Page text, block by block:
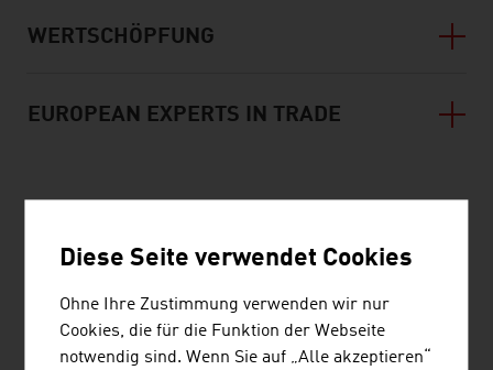
WERTSCHÖPFUNG
EUROPEAN EXPERTS IN TRADE
listen
links
LINKS
European Experts in Trade
Diese Seite verwendet Cookies
Ohne Ihre Zustimmung verwenden wir nur
Cookies, die für die Funktion der Webseite
notwendig sind. Wenn Sie auf „Alle akzeptieren“